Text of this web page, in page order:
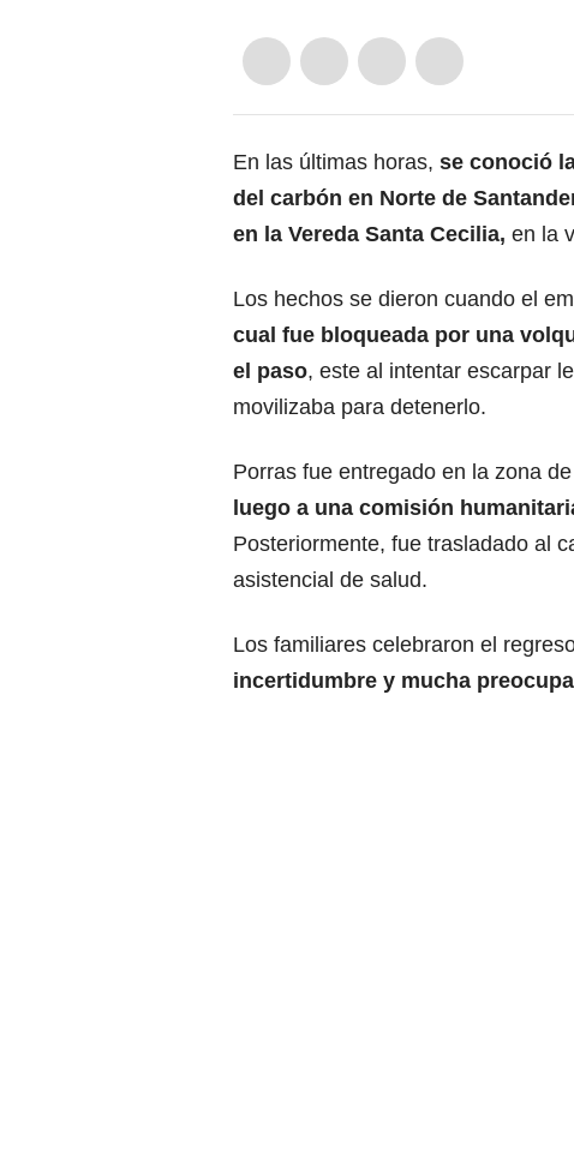
En las últimas horas, se conoció
del carbón en Norte de
en la Vereda Santa Cecilia, en la
Los hechos se dieron cuando el
cual fue bloqueada por una
el paso, este al intentar escarpar
movilizaba para detenerlo.
Porras fue entregado en la zona
luego a una comisión
Posteriormente, fue trasladado al
asistencial de salud.
Los familiares celebraron el
incertidumbre y mucha